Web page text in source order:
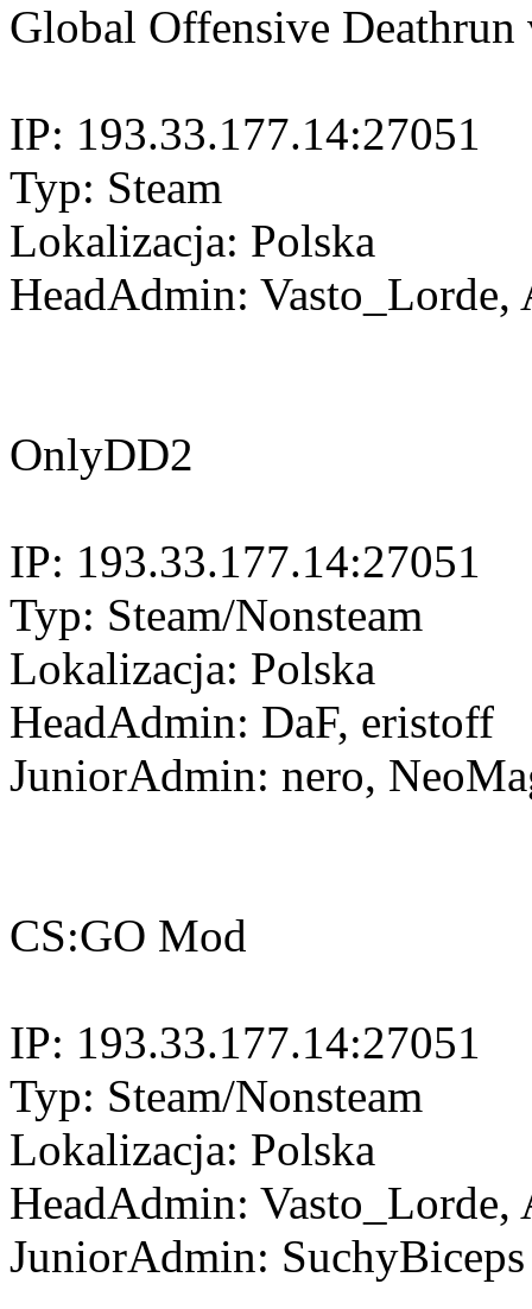
Global Offensive Deathrun
IP: 193.33.177.14:27051
Typ: Steam
Lokalizacja: Polska
HeadAdmin:
OnlyDD2
IP: 193.33.177.14:27051
Typ: Steam/Nonsteam
Lokalizacja: Polska
HeadAdmin: DaF, eristoff
JuniorAdmin: nero,
CS:GO Mod
IP: 193.33.177.14:27051
Typ: Steam/Nonsteam
Lokalizacja: Polska
HeadAdmin:
JuniorAdmin: SuchyBiceps